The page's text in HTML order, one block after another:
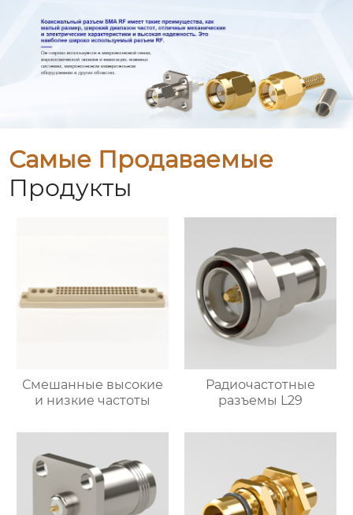
Самые Продаваемые
Продукты
Смешанные высокие
и низкие частоты
Радиочастотные
разъемы L29